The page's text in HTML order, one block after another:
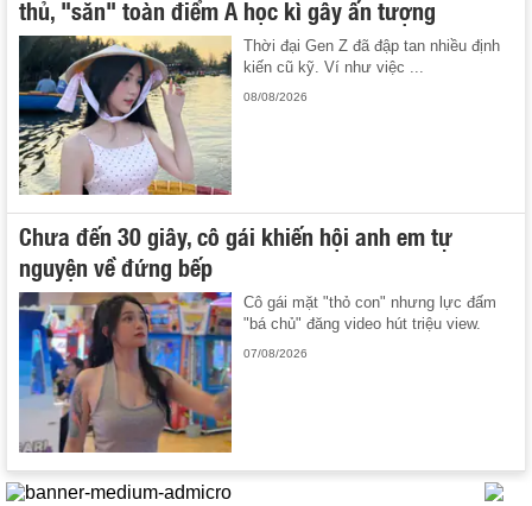
thủ, "săn" toàn điểm A học kì gây ấn tượng
Thời đại Gen Z đã đập tan nhiều định
kiến cũ kỹ. Ví như việc ...
08/08/2026
Chưa đến 30 giây, cô gái khiến hội anh em tự
nguyện về đứng bếp
Cô gái mặt "thỏ con" nhưng lực đấm
"bá chủ" đăng video hút triệu view.
07/08/2026